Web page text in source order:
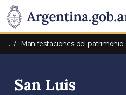
Presidencia
de
Nación
Pasar al contenido principal
… Manifestaciones del patrimonio
San Luis